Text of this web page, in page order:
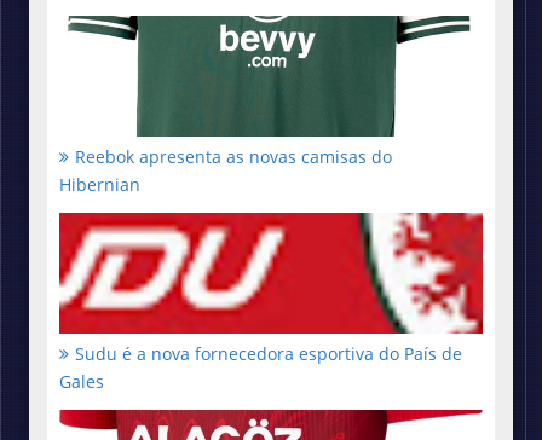
Reebok apresenta as novas camisas do
Hibernian
Sudu é a nova fornecedora esportiva do País de
Gales